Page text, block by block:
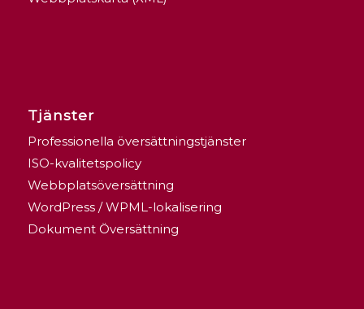
Tjänster
Professionella översättningstjänster
ISO-kvalitetspolicy
Webbplatsöversättning
WordPress / WPML-lokalisering
Dokument Översättning